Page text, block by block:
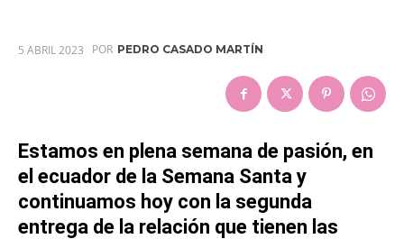
5 ABRIL 2023 POR PEDRO CASADO MARTÍN
Estamos en plena semana de pasión, en
el ecuador de la Semana Santa y
continuamos hoy con la segunda
entrega de la relación que tienen las